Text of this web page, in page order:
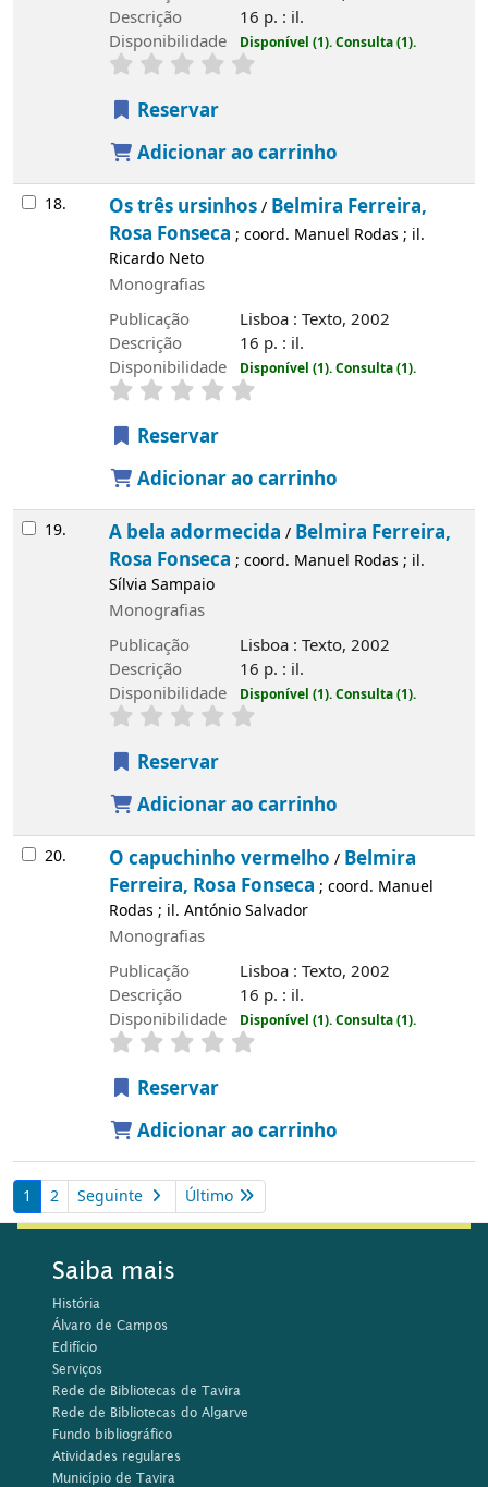
Descrição
16 p. : il.
Disponibilidade
Disponível (1).Consulta (1).
Reservar
Adicionar ao carrinho
18. Os três ursinhos/ Belmira Ferreira,
Rosa Fonseca ; coord. Manuel Rodas ; il.
Ricardo Neto
Monografias
Publicação
Lisboa : Texto, 2002
Descrição
16 p. : il.
Disponibilidade
Disponível (1).Consulta (1).
Reservar
Adicionar ao carrinho
19. A bela adormecida / Belmira Ferreira,
Rosa Fonseca ; coord. Manuel Rodas ; il.
Sílvia Sampaio
Monografias
Publicação
Lisboa : Texto, 2002
Descrição
16 p. : il.
Disponibilidade
Disponível (1).Consulta (1).
Reservar
Adicionar ao carrinho
20. O capuchinho vermelho / Belmira
Ferreira, Rosa Fonseca ; coord. Manuel
Rodas ; il. António Salvador
Monografias
Publicação
Lisboa : Texto, 2002
Descrição
16 p. : il.
Disponibilidade
Disponível (1).Consulta (1).
Reservar
Adicionar ao carrinho
1 2 Seguinte Último
Saiba mais
História
Álvaro de Campos
Edifício
Serviços
Rede de Bibliotecas de Tavira
Rede de Bibliotecas do Algarve
Fundo bibliográfico
Atividades regulares
Município de Tavira